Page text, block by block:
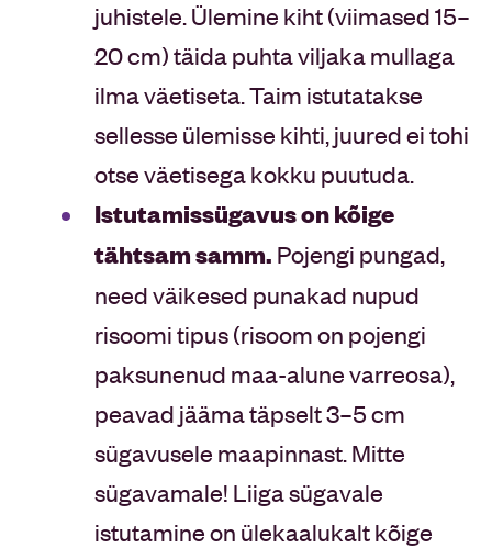
juhistele. Ülemine kiht (viimased 15–
20 cm) täida puhta viljaka mullaga
ilma väetiseta. Taim istutatakse
sellesse ülemisse kihti, juured ei tohi
otse väetisega kokku puutuda.
Istutamissügavus on kõige
tähtsam samm. Pojengi pungad,
need väikesed punakad nupud
risoomi tipus (risoom on pojengi
paksunenud maa-alune varreosa),
peavad jääma täpselt 3–5 cm
sügavusele maapinnast. Mitte
sügavamale! Liiga sügavale
istutamine on ülekaalukalt kõige